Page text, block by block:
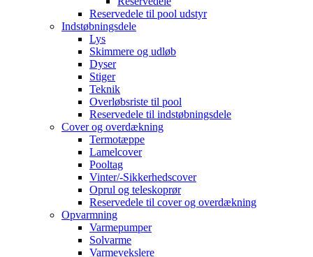
Reservedele til pool udstyr
Indstøbningsdele
Lys
Skimmere og udløb
Dyser
Stiger
Teknik
Overløbsriste til pool
Reservedele til indstøbningsdele
Cover og overdækning
Termotæppe
Lamelcover
Pooltag
Vinter/-Sikkerhedscover
Oprul og teleskoprør
Reservedele til cover og overdækning
Opvarmning
Varmepumper
Solvarme
Varmevekslere